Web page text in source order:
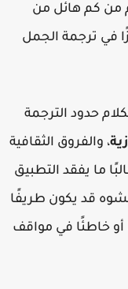
كم هائل من
ترجمة الجمل
حدود الترجمة
، والفروق الثقافية
ما يفقد التطبيق
قد يكون طريفًا
خاطئًا في مواقف